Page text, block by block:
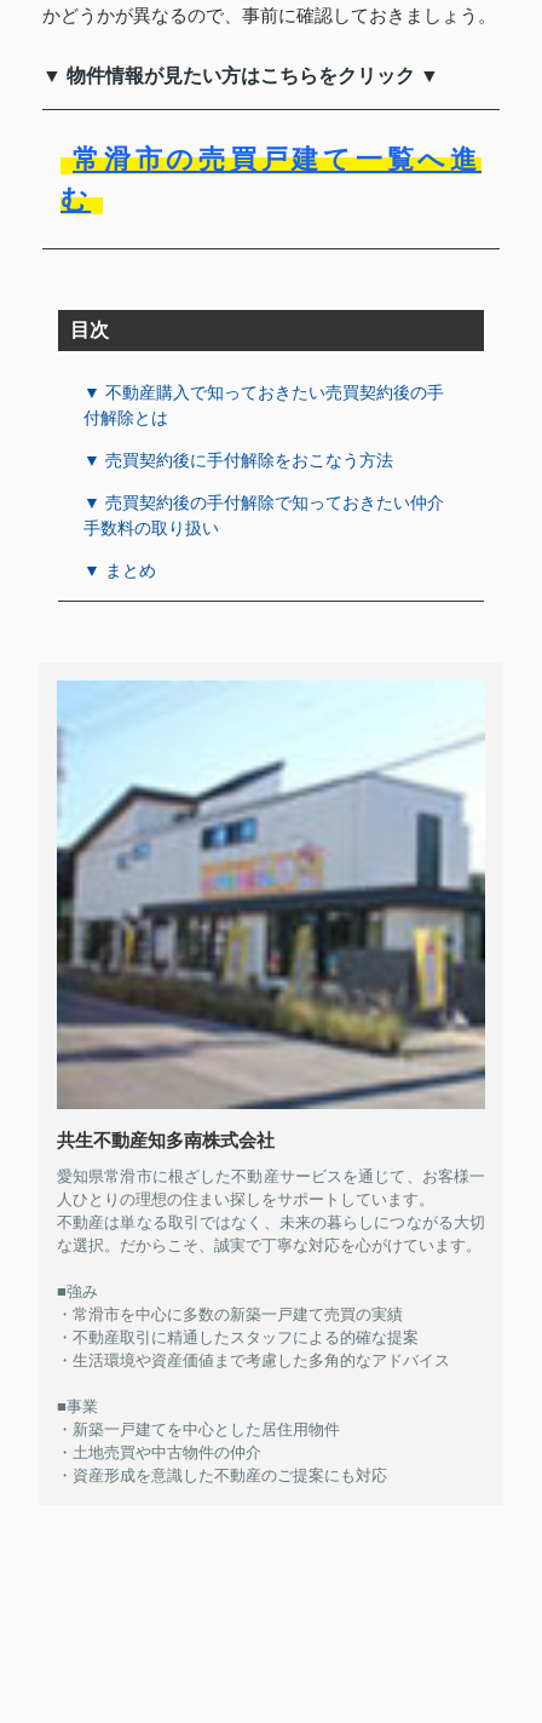
かどうかが異なるので、事前に確認しておきましょう。
▼ 物件情報が見たい方はこちらをクリック ▼
常滑市の売買戸建て一覧へ進
む
目次
▼ 不動産購入で知っておきたい売買契約後の手
付解除とは
▼ 売買契約後に手付解除をおこなう方法
▼ 売買契約後の手付解除で知っておきたい仲介
手数料の取り扱い
▼ まとめ
共生不動産知多南株式会社
愛知県常滑市に根ざした不動産サービスを通じて、お客様一
人ひとりの理想の住まい探しをサポートしています。
不動産は単なる取引ではなく、未来の暮らしにつながる大切
な選択。だからこそ、誠実で丁寧な対応を心がけています。
■強み
・常滑市を中心に多数の新築一戸建て売買の実績
・不動産取引に精通したスタッフによる的確な提案
・生活環境や資産価値まで考慮した多角的なアドバイス
■事業
・新築一戸建てを中心とした居住用物件
・土地売買や中古物件の仲介
・資産形成を意識した不動産のご提案にも対応